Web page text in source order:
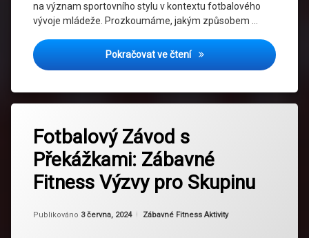
na význam sportovního stylu v kontextu fotbalového
vývoje mládeže. Prozkoumáme, jakým způsobem …
Pokračovat ve čteníSportovní styl a jeho role
fotbale
mládeže
Fotbalový Závod s
Překážkami: Zábavné
Fitness Výzvy pro Skupinu
Publikováno 3 června, 2024
Aktualizováno 3 června, 2024
Od Ruby
Kategorie:
Zábavné Fitness Aktivity
Fitness
výzvy
Fotbal
Fotbalové
komentář
na
Fotbalový
Závod
s
Překážkami:
Fitness